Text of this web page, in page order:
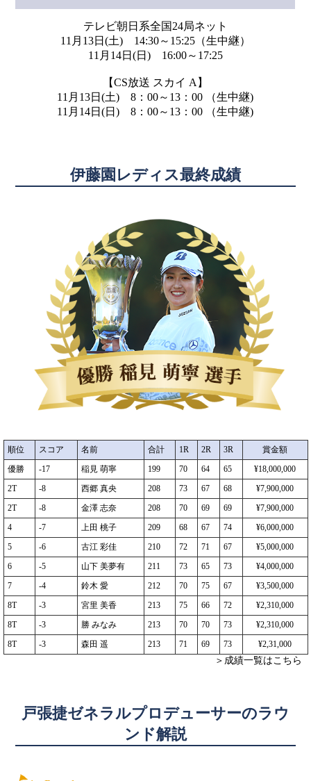
テレビ朝日系全国24局ネット
11月13日(土) 14:30～15:25（生中継）
11月14日(日) 16:00～17:25
【CS放送 スカイ A】
11月13日(土) 8：00～13：00 （生中継)
11月14日(日) 8：00～13：00 （生中継)
伊藤園レディス最終成績
順位 スコア 名前 合計 1R 2R 3R
賞金額
優勝
-17 稲見 萌寧 199 70 64 65
¥18,000,000
2T
-8 西郷 真央 208 73 67 68
¥7,900,000
2T
-8 金澤 志奈 208 70 69 69
¥7,900,000
4
-7 上田 桃子 209 68 67 74
¥6,000,000
5
-6 古江 彩佳 210 72 71 67
¥5,000,000
6
-5 山下 美夢有 211 73 65 73
¥4,000,000
7
-4 鈴木 愛 212 70 75 67
¥3,500,000
8T
-3 宮里 美香 213 75 66 72
¥2,310,000
8T
-3 勝 みなみ 213 70 70 73
¥2,310,000
8T
-3 森田 遥 213 71 69 73 ¥2,31,000
＞成績一覧はこちら
戸張捷ゼネラルプロデューサーのラウ
ンド解説